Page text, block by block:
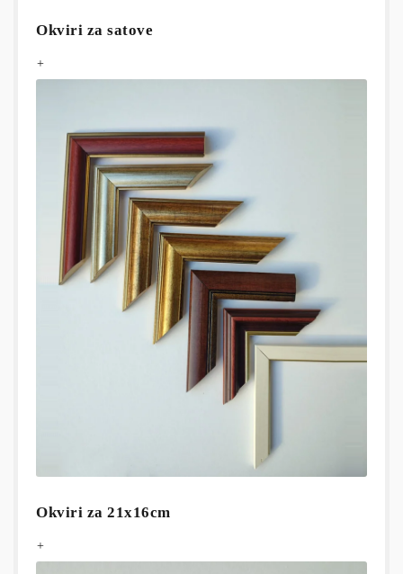
Okviri za satove
+
Okviri za 21x16cm
+